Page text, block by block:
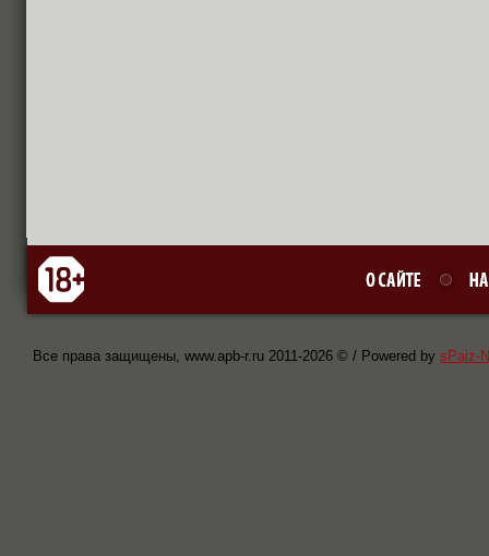
Все права защищены, www.apb-r.ru 2011-2026 © / Powered by sPaiz-